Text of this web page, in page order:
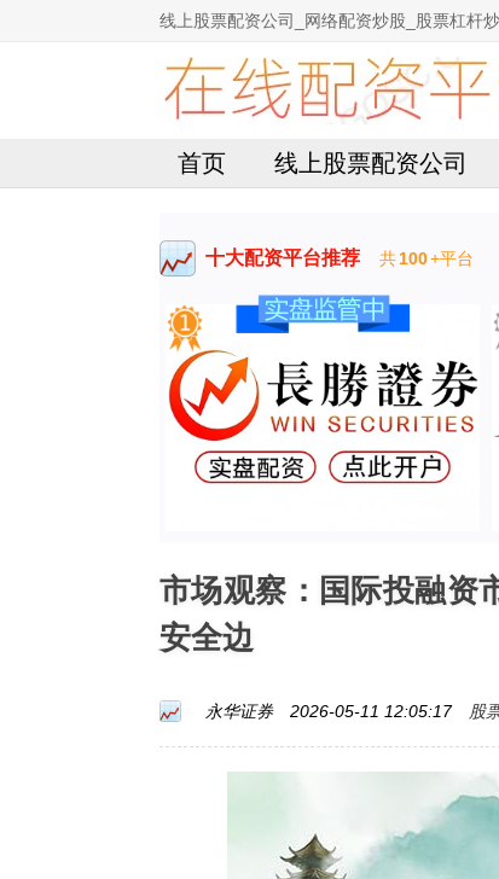
线上股票配资公司_网络配资炒股_股票杠杆
首页 线上股票配资公司
十大配资平台推荐 共100+平台
市场观察：国际投融资
安全边
永华证券 2026-05-11 12:05:17 股